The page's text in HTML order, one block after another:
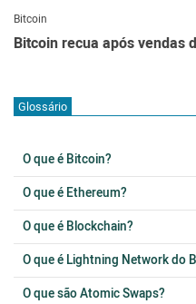
Bitcoin
Bitcoin recua após vendas
Glossário
O que é Bitcoin?
O que é Ethereum?
O que é Blockchain?
O que é Lightning Network do
O que são Atomic Swaps?